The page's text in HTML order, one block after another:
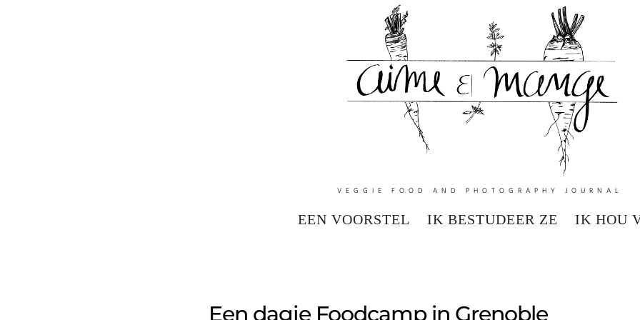
VEGGIE FOOD AND PHOTOGRAPHY JOURNAL
EEN VOORSTEL IK BESTUDEER ZE IK HOU
Een dagje Foodcamp in Grenoble